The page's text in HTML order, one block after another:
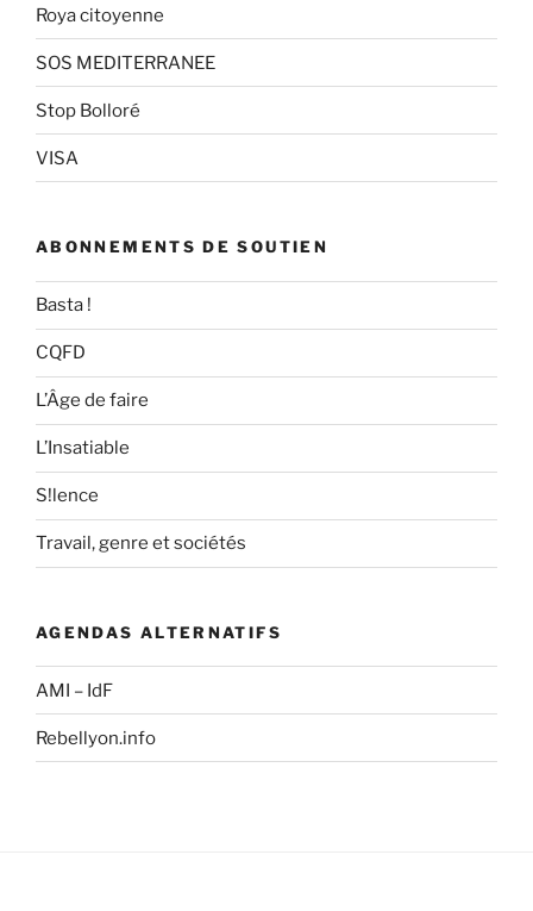
Roya citoyenne
SOS MEDITERRANEE
Stop Bolloré
VISA
ABONNEMENTS DE SOUTIEN
Basta !
CQFD
L’Âge de faire
L’Insatiable
S!lence
Travail, genre et sociétés
AGENDAS ALTERNATIFS
AMI – IdF
Rebellyon.info